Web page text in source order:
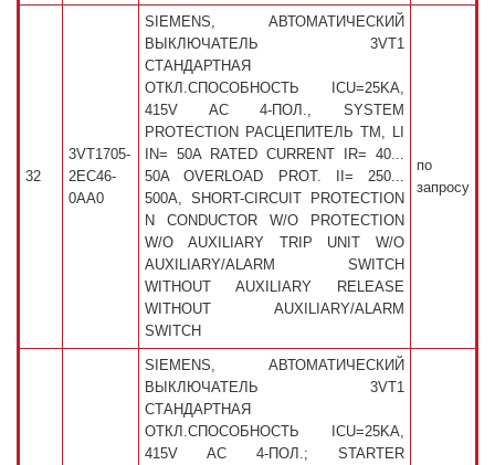
32
3VT1705-
2EC46-
0AA0
SIEMENS, АВТОМАТИЧЕСКИЙ
ВЫКЛЮЧАТЕЛЬ 3VT1
СТАНДАРТНАЯ
ОТКЛ.СПОСОБНОСТЬ ICU=25KA,
415V AC 4-ПОЛ., SYSTEM
PROTECTION РАСЦЕПИТЕЛЬ TM, LI
IN= 50A RATED CURRENT IR= 40...
50A OVERLOAD PROT. II= 250...
500A, SHORT-CIRCUIT PROTECTION
N CONDUCTOR W/O PROTECTION
W/O AUXILIARY TRIP UNIT W/O
AUXILIARY/ALARM SWITCH
WITHOUT AUXILIARY RELEASE
WITHOUT AUXILIARY/ALARM
SWITCH
по
запросу
SIEMENS, АВТОМАТИЧЕСКИЙ
ВЫКЛЮЧАТЕЛЬ 3VT1
СТАНДАРТНАЯ
ОТКЛ.СПОСОБНОСТЬ ICU=25KA,
415V AC 4-ПОЛ.; STARTER